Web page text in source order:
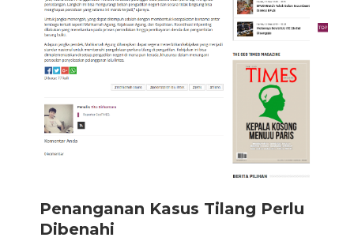
Penanganan Kasus Tilang Perlu
Dibenahi